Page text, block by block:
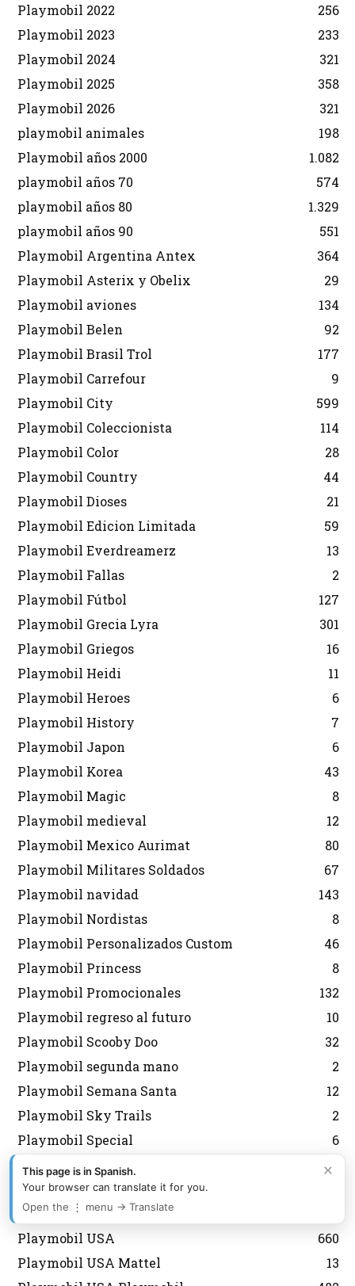
Playmobil 2022
256
Playmobil 2023
233
Playmobil 2024
321
Playmobil 2025
358
Playmobil 2026
321
playmobil animales
198
Playmobil años 2000
1.082
playmobil años 70
574
playmobil años 80
1.329
playmobil años 90
551
Playmobil Argentina Antex
364
Playmobil Asterix y Obelix
29
Playmobil aviones
134
Playmobil Belen
92
Playmobil Brasil Trol
177
Playmobil Carrefour
9
Playmobil City
599
Playmobil Coleccionista
114
Playmobil Color
28
Playmobil Country
44
Playmobil Dioses
21
Playmobil Edicion Limitada
59
Playmobil Everdreamerz
13
Playmobil Fallas
2
Playmobil Fútbol
127
Playmobil Grecia Lyra
301
Playmobil Griegos
16
Playmobil Heidi
11
Playmobil Heroes
6
Playmobil History
7
Playmobil Japon
6
Playmobil Korea
43
Playmobil Magic
8
Playmobil medieval
12
Playmobil Mexico Aurimat
80
Playmobil Militares Soldados
67
Playmobil navidad
143
Playmobil Nordistas
8
Playmobil Personalizados Custom
46
Playmobil Princess
8
Playmobil Promocionales
132
Playmobil regreso al futuro
10
Playmobil Scooby Doo
32
Playmobil segunda mano
2
Playmobil Semana Santa
12
Playmobil Sky Trails
2
Playmobil Special
6
Playmobil Special Plus
13
Playmobil Sudistas Confederados
Playmobil the movie
Playmobil USA
660
Playmobil USA Mattel
13
×
This page is in Spanish.
Your browser can translate it for you.
Open the ⋮ menu → Translate